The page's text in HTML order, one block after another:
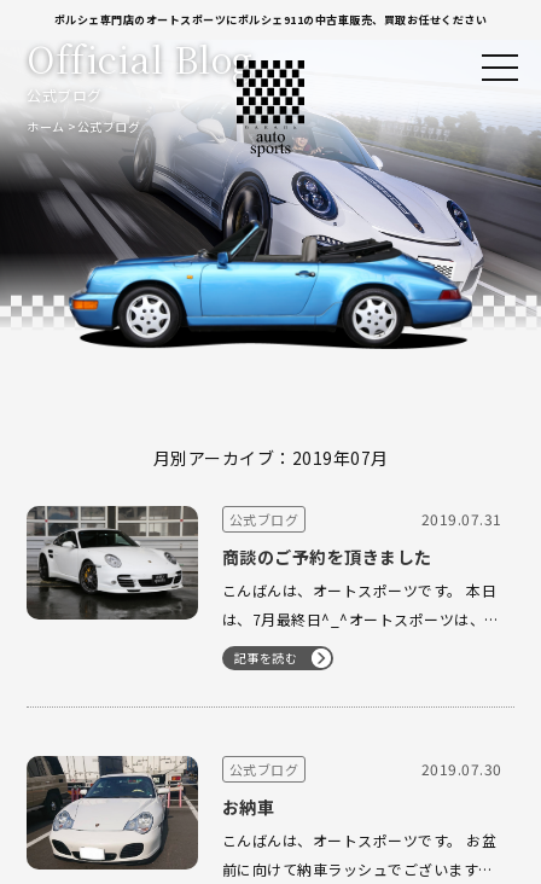
ポルシェ専門店のオートスポーツにポルシェ911の中古車販売、買取お任せください
公式ブログ
Official Blog
ホーム 公式ブログ
月別アーカイブ：2019年07月
公式ブログ 2019.07.31
商談のご予約を頂きました
こんばんは、オートスポーツです。 本日
は、7月最終日^_^オートスポーツは、定
休日でございました。 商談のご予約を頂
きました。 997turbo S ありがとうござ
います。 複数のお客様よりお問合せが殺
来店をお待…
記事を読む
公式ブログ 2019.07.30
お納車
こんばんは、オートスポーツです。 お盆
前に向けて納車ラッシュでございます。